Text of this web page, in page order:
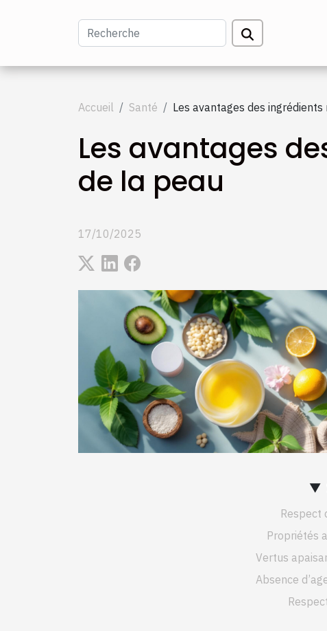
Accueil Santé Les avantages des
Les avantages
de la peau
17/10/2025
Respect
Propriétés
Vertus
Absence